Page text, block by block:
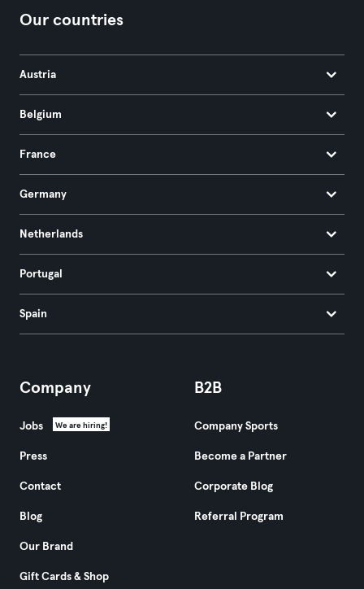
Our countries
Austria
Belgium
France
Germany
Netherlands
Portugal
Spain
Company
Jobs We are hiring!
Press
Contact
Blog
Our Brand
Gift Cards & Shop
B2B
Company Sports
Become a Partner
Corporate Blog
Referral Program